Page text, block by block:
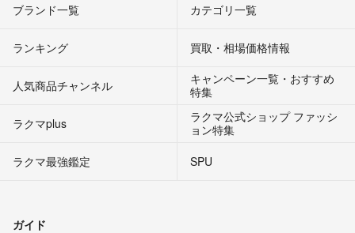
ブランド一覧 カテゴリ一覧
ランキング 買取・相場価格情報
人気商品チャンネル
キャンペーン一覧・おすすめ
特集
ラクマplus
ラクマ公式ショップ ファッシ
ョン特集
ラクマ最強鑑定
SPU
ガイド